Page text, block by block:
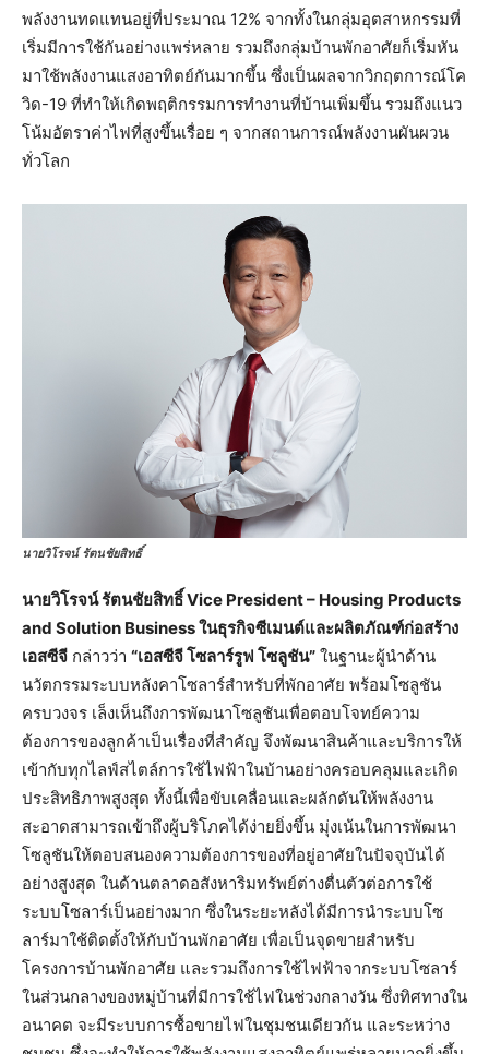
พลังงานทดแทนอยู่ที่ประมาณ 12% จากทั้งในกลุ่มอุตสาหกรรมที่
เริ่มมีการใช้กันอย่างแพร่หลาย รวมถึงกลุ่มบ้านพักอาศัยก็เริ่มหัน
มาใช้พลังงานแสงอาทิตย์กันมากขึ้น ซึ่งเป็นผลจากวิกฤตการณ์โค
วิด-19 ที่ทำให้เกิดพฤติกรรมการทำงานที่บ้านเพิ่มขึ้น รวมถึงแนว
โน้มอัตราค่าไฟที่สูงขึ้นเรื่อย ๆ จากสถานการณ์พลังงานผันผวน
ทั่วโลก
นายวิโรจน์ รัตนชัยสิทธิ์
นายวิโรจน์ รัตนชัยสิทธิ์ Vice President – Housing Products
and Solution Business ในธุรกิจซีเมนต์และผลิตภัณฑ์ก่อสร้าง
เอสซีจี กล่าวว่า “เอสซีจี โซลาร์รูฟ โซลูชัน” ในฐานะผู้นำด้าน
นวัตกรรมระบบหลังคาโซลาร์สำหรับที่พักอาศัย พร้อมโซลูชัน
ครบวงจร เล็งเห็นถึงการพัฒนาโซลูชันเพื่อตอบโจทย์ความ
ต้องการของลูกค้าเป็นเรื่องที่สำคัญ จึงพัฒนาสินค้าและบริการให้
เข้ากับทุกไลฟ์สไตล์การใช้ไฟฟ้าในบ้านอย่างครอบคลุมและเกิด
ประสิทธิภาพสูงสุด ทั้งนี้เพื่อขับเคลื่อนและผลักดันให้พลังงาน
สะอาดสามารถเข้าถึงผู้บริโภคได้ง่ายยิ่งขึ้น มุ่งเน้นในการพัฒนา
โซลูชันให้ตอบสนองความต้องการของที่อยู่อาศัยในปัจจุบันได้
อย่างสูงสุด ในด้านตลาดอสังหาริมทรัพย์ต่างตื่นตัวต่อการใช้
ระบบโซลาร์เป็นอย่างมาก ซึ่งในระยะหลังได้มีการนำระบบโซ
ลาร์มาใช้ติดตั้งให้กับบ้านพักอาศัย เพื่อเป็นจุดขายสำหรับ
โครงการบ้านพักอาศัย และรวมถึงการใช้ไฟฟ้าจากระบบโซลาร์
ในส่วนกลางของหมู่บ้านที่มีการใช้ไฟในช่วงกลางวัน ซึ่งทิศทางใน
อนาคต จะมีระบบการซื้อขายไฟในชุมชนเดียวกัน และระหว่าง